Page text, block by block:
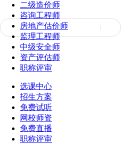
二级造价师
咨询工程师
房地产估价师
监理工程师
中级安全师
资产评估师
职称评审
选课中心
招生方案
免费试听
网校师资
免费直播
职称评审